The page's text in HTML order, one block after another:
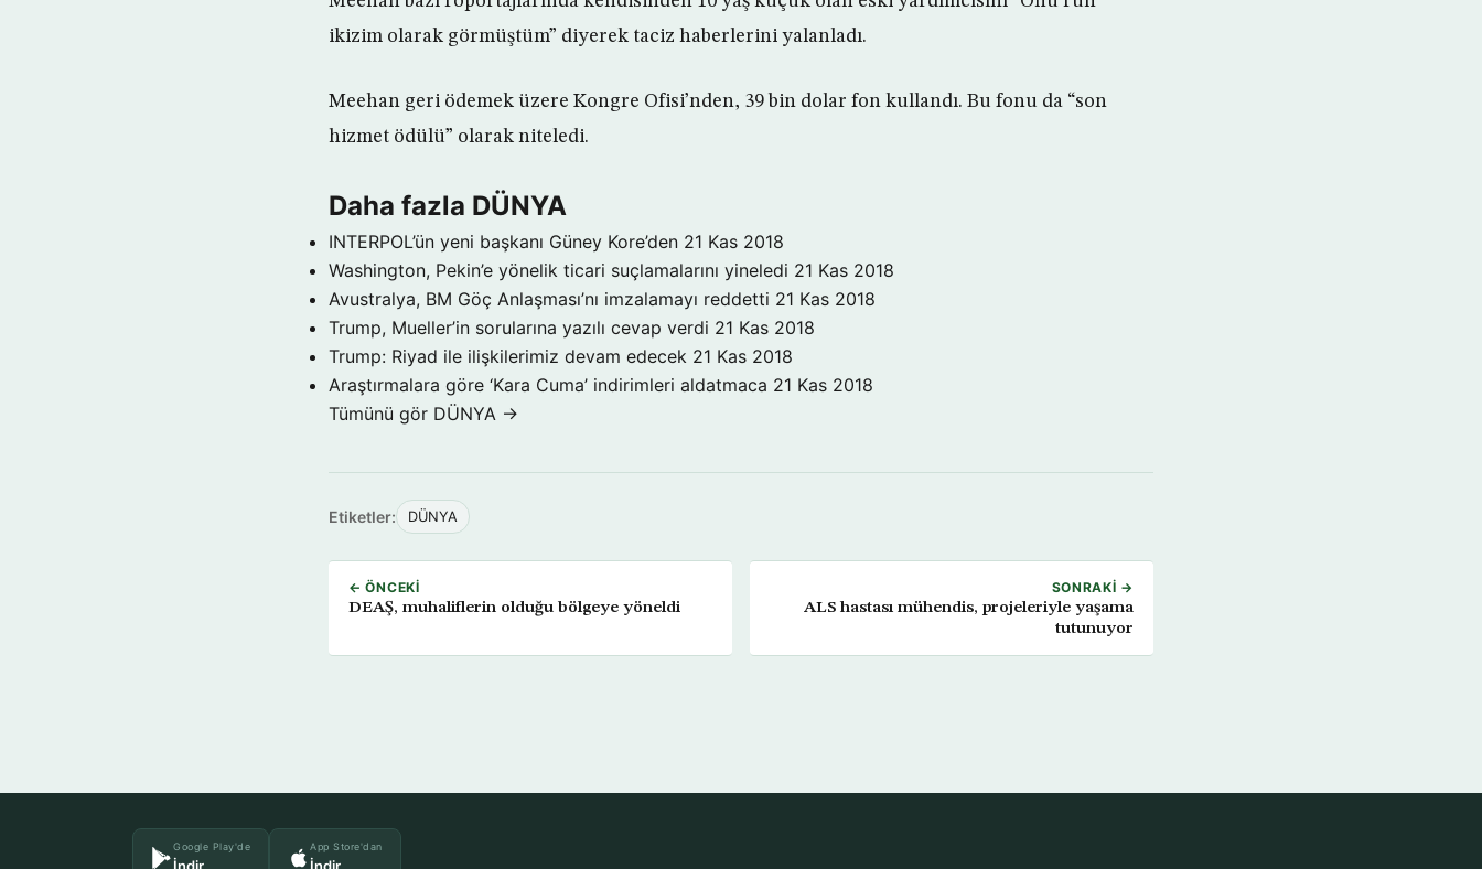
ikizim olarak görmüştüm” diyerek taciz haberlerini yalanladı.
Meehan geri ödemek üzere Kongre Ofisi’nden, 39 bin dolar fon kullandı. Bu fonu da “son
hizmet ödülü” olarak niteledi.
Daha fazla DÜNYA
INTERPOL’ün yeni başkanı Güney Kore’den 21 Kas 2018
Washington, Pekin’e yönelik ticari suçlamalarını yineledi 21 Kas 2018
Avustralya, BM Göç Anlaşması’nı imzalamayı reddetti 21 Kas 2018
Trump, Mueller’in sorularına yazılı cevap verdi 21 Kas 2018
Trump: Riyad ile ilişkilerimiz devam edecek 21 Kas 2018
Araştırmalara göre ‘Kara Cuma’ indirimleri aldatmaca 21 Kas 2018
Tümünü gör DÜNYA →
Etiketler: DÜNYA
← ÖNCEKI
DEAŞ, muhaliflerin olduğu bölgeye yöneldi
SONRAKI →
ALS hastası mühendis, projeleriyle yaşama
tutunuyor
Google Play'de
İndir
App Store'dan
İndir